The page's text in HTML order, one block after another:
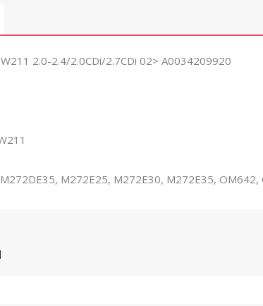
2.0-2.4/2.0CDi/2.7CDi 02> A0034209920
M272E25, M272E30, M272E35,